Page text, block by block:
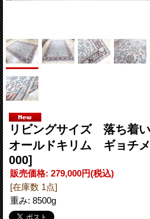
リビングサイズ 落ち着
オールドキリム ギョチ
000]
販売価格: 279,000円(税込)
[在庫数 1点]
重み: 8500g